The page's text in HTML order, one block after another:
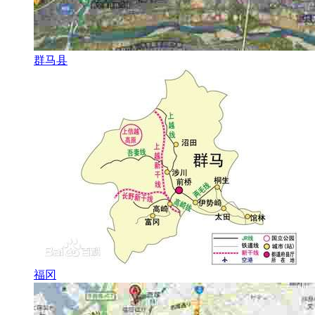
群马县
福冈